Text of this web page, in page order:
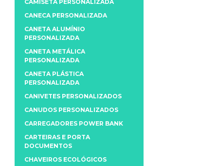
CAMISETA PERSONALIZADA
CANECA PERSONALIZADA
CANETA ALUMÍNIO
PERSONALIZADA
CANETA METÁLICA
PERSONALIZADA
CANETA PLÁSTICA
PERSONALIZADA
CANIVETES PERSONALIZADOS
CANUDOS PERSONALIZADOS
CARREGADORES POWER BANK
CARTEIRAS E PORTA
DOCUMENTOS
CHAVEIROS ECOLÓGICOS